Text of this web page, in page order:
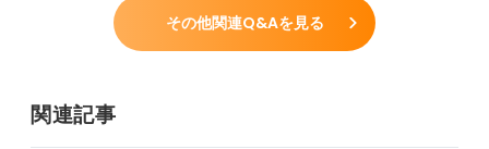
その他関連Q&Aを見る
関連記事